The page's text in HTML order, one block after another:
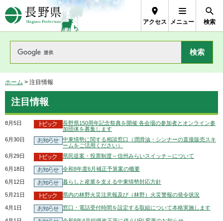
長野県Nagano Prefecture
アクセス メニュー 検索
ホーム > 注目情報
注目情報
8月5日
長野県150周年記念祭典を開催 各会場の参加者とオンライン参
加団体を募集します
6月30日
中東情勢に関する相談窓口（潤滑油・シンナーの直接販売スキ
ームをご活用ください）
6月29日
県民提案・投票制度～信州みらいスイッチ～について
6月18日 令和8年度6月補正予算案の概要
6月12日 暮らしと産業を支える中東情勢対応方針
5月21日 県内の林野火災注意報及び（林野）火災警報の発令状況
4月1日 窓口・電話受付時間を設定する取組について本格実施します